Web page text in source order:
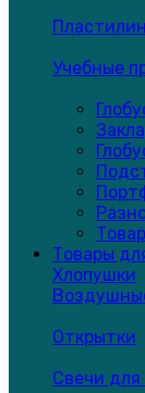
Пластилин
Учебные
Товары
Хлопушки
Открытки
Свечи для